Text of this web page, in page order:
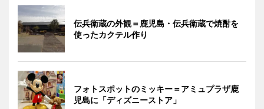
伝兵衛蔵の外観＝鹿児島・伝兵衛蔵で焼酎を
使ったカクテル作り
フォトスポットのミッキー＝アミュプラザ鹿
児島に「ディズニーストア」